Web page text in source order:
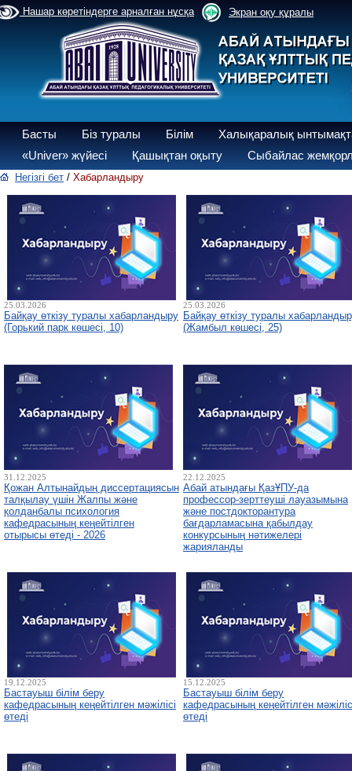
Нашар көретіндерге арналған нұсқа Экран оқу құралы
Басты Біз туралы Білім
Халықаралық
«Univer» жүйесі
Қашықтан оқыту Сыбайлас
Негізгі бет / Хабарландыру
25.03.2026
Байқау өткізу туралы хабарландыру
(Горький парк көшесі, 10)
25.03.2026
Байқау өткізу туралы
(Жамбыл көшесі, 25)
31.12.2025
Қожан Алтынайдың диссертациясын
талқылау үшін Жалпы және
қолданбалы психология
кафедрасының кеңейтілген
отырысы өтеді - 2026
22.12.2025
Абай атындағы ҚазҰПУ-да
профессор-зерттеуші лауазымына
және постдокторантура
бағдарламасына қабылдау
конкурсының нәтижелері
жарияланды
19.12.2025
Бастауыш білім беру
кафедрасының кеңейтілген мәжілісі
өтеді
15.12.2025
Бастауыш білім беру
кафедрасының кеңейтілген
өтеді